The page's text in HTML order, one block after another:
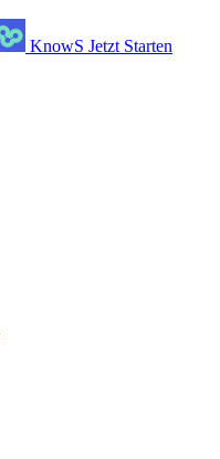
KnowS Jetzt Starten